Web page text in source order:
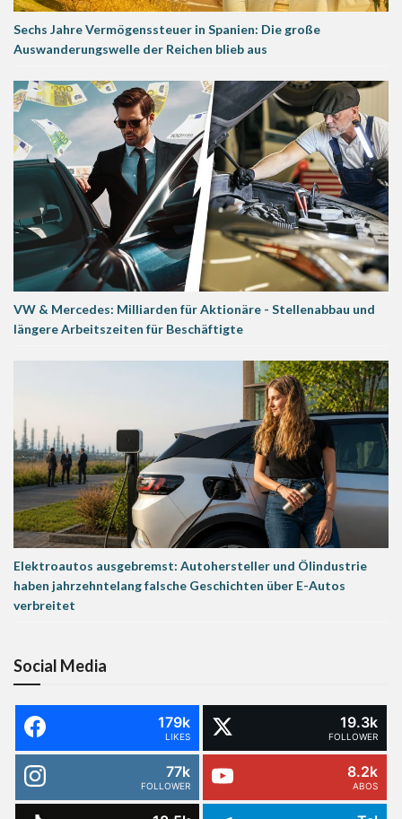
Sechs Jahre Vermögenssteuer in Spanien: Die große
Auswanderungswelle der Reichen blieb aus
VW & Mercedes: Milliarden für Aktionäre - Stellenabbau und
längere Arbeitszeiten für Beschäftigte
Elektroautos ausgebremst: Autohersteller und Ölindustrie
haben jahrzehntelang falsche Geschichten über E-Autos
verbreitet
Social Media
179k
LIKES
19.3k
FOLLOWER
77k
FOLLOWER
8.2k
ABOS